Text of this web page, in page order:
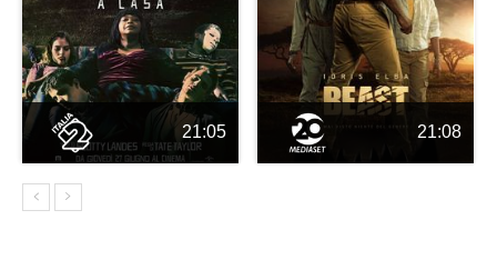
21:05 21:08